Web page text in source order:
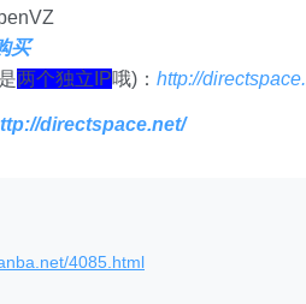
买
两个独立IP哦)： http://
directspace.net/
4085.html